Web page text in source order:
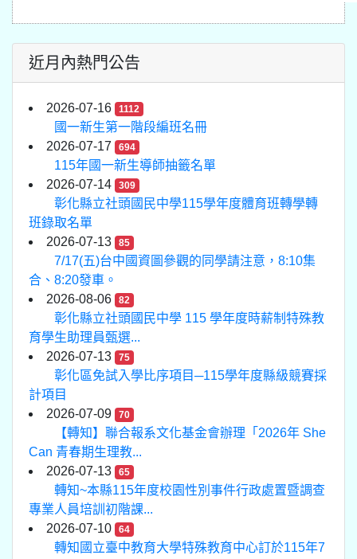
近月內熱門公告
2026-07-16 1112
國一新生第一階段編班名冊
2026-07-17
694
115年國一新生導師抽籤名單
2026-07-14
309
彰化縣立社頭國民中學115學年度體育班轉學轉
班錄取名單
2026-07-13
85
7/17(五)台中國資圖參觀的同學請注意，8:10集
合、8:20發車。
2026-08-06
82
彰化縣立社頭國民中學 115 學年度時薪制特殊教
育學生助理員甄選...
2026-07-13
75
彰化區免試入學比序項目─115學年度縣級競賽採
計項目
2026-07-09
70
【轉知】聯合報系文化基金會辦理「2026年 She
Can 青春期生理教...
2026-07-13
65
轉知~本縣115年度校園性別事件行政處置暨調查
專業人員培訓初階課...
2026-07-10
64
轉知國立臺中教育大學特殊教育中心訂於115年7